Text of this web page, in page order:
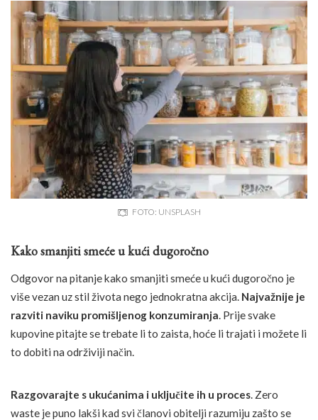
FOTO: UNSPLASH
Kako smanjiti smeće u kući dugoročno
Odgovor na pitanje kako smanjiti smeće u kući dugoročno je
više vezan uz stil života nego jednokratna akcija. Najvažnije je
razviti naviku promišljenog konzumiranja. Prije svake
kupovine pitajte se trebate li to zaista, hoće li trajati i možete li
to dobiti na održiviji način.
Razgovarajte s ukućanima i uključite ih u proces. Zero
waste je puno lakši kad svi članovi obitelji razumiju zašto se